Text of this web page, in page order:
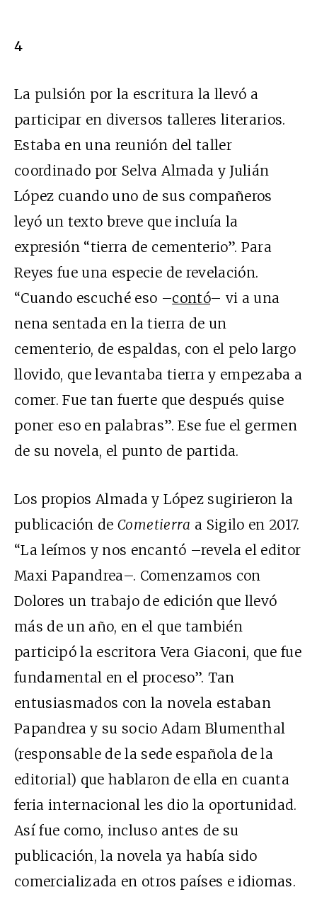
4
La pulsión por la escritura la llevó a
participar en diversos talleres literarios.
Estaba en una reunión del taller
coordinado por Selva Almada y Julián
López cuando uno de sus compañeros
leyó un texto breve que incluía la
expresión “tierra de cementerio”. Para
Reyes fue una especie de revelación.
“Cuando escuché eso –contó– vi a una
nena sentada en la tierra de un
cementerio, de espaldas, con el pelo largo
llovido, que levantaba tierra y empezaba a
comer. Fue tan fuerte que después quise
poner eso en palabras”. Ese fue el germen
de su novela, el punto de partida.
Los propios Almada y López sugirieron la
publicación deCometierra a Sigilo en 2017.
“La leímos y nos encantó –revela el editor
Maxi Papandrea–. Comenzamos con
Dolores un trabajo de edición que llevó
más de un año, en el que también
participó la escritora Vera Giaconi, que fue
fundamental en el proceso”. Tan
entusiasmados con la novela estaban
Papandrea y su socio Adam Blumenthal
(responsable de la sede española de la
editorial) que hablaron de ella en cuanta
feria internacional les dio la oportunidad.
Así fue como, incluso antes de su
publicación, la novela ya había sido
comercializada en otros países e idiomas.